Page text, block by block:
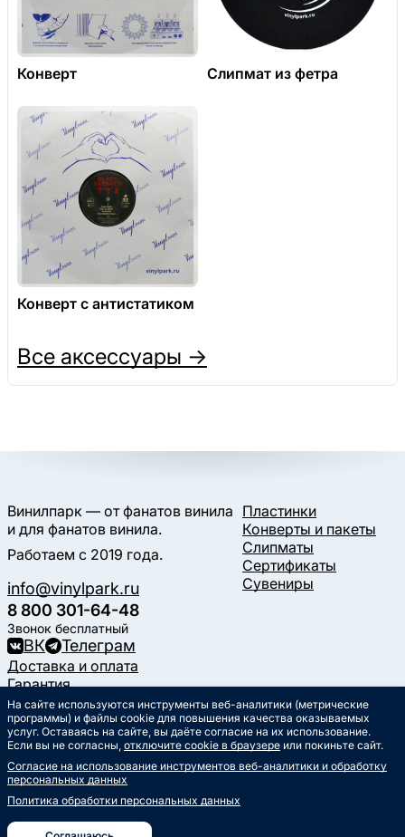
Конверт Слипмат из фетра
Конверт с антистатиком
Все аксессуары →
Винилпарк — от фанатов винила
и для фанатов винила.
Работаем с 2019 года.
info@vinylpark.ru
8 800 301-64-48
Звонок бесплатный
ВК Телеграм
Пластинки
Конверты и пакеты
Слипматы
Сертификаты
Сувениры
Доставка и оплата
Гарантия
Контакты
Статьи
Музыкальный календарь
Публичная оферта
Политика обработки
Согласие на обработкуперсональных данных
На сайте используются инструменты веб-аналитики (метрические
программы) и файлы cookie для повышения качества оказываемых
услуг. Оставаясь на сайте, вы даёте согласие на их использование.
Если вы не согласны, отключите cookie в браузере или покиньте сайт.
Согласие на использование инструментов веб-аналитики и обработку
персональных данных
Политика обработки персональных данных